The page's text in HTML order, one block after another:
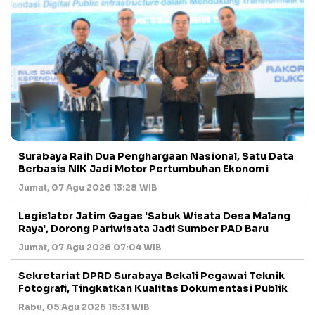
Surabaya Raih Dua Penghargaan Nasional, Satu Data
Berbasis NIK Jadi Motor Pertumbuhan Ekonomi
Jumat, 07 Agu 2026 13:28 WIB
Legislator Jatim Gagas 'Sabuk Wisata Desa Malang
Raya', Dorong Pariwisata Jadi Sumber PAD Baru
Jumat, 07 Agu 2026 07:04 WIB
Sekretariat DPRD Surabaya Bekali Pegawai Teknik
Fotografi, Tingkatkan Kualitas Dokumentasi Publik
Rabu, 05 Agu 2026 15:31 WIB